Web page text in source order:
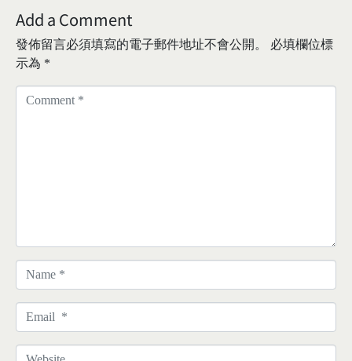
Add a Comment
發佈留言必須填寫的電子郵件地址不會公開。
必填欄位標
示為 *
a
m
*
m
aW